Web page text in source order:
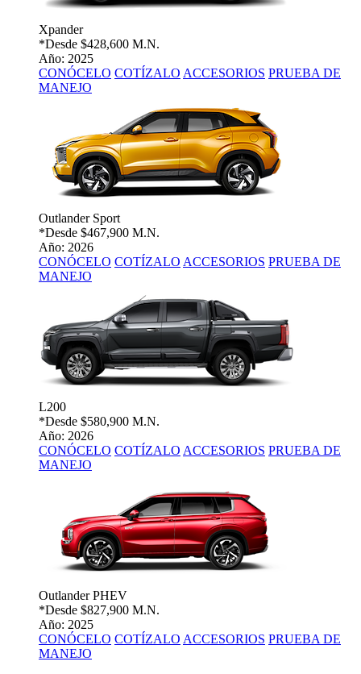
Xpander
*Desde $428,600 M.N.
Año: 2025
CONÓCELO COTÍZALO ACCESORIOS PRUEBA DE
MANEJO
Outlander Sport
*Desde $467,900 M.N.
Año: 2026
CONÓCELO COTÍZALO ACCESORIOS PRUEBA DE
MANEJO
L200
*Desde $580,900 M.N.
Año: 2026
CONÓCELO COTÍZALO ACCESORIOS PRUEBA DE
MANEJO
Outlander PHEV
*Desde $827,900 M.N.
Año: 2025
CONÓCELO COTÍZALO ACCESORIOS PRUEBA DE
MANEJO